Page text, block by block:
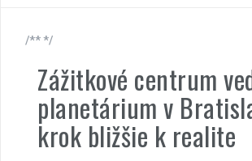
/** */
Zážitkové centrum
planetárium v
krok bližšie k realite